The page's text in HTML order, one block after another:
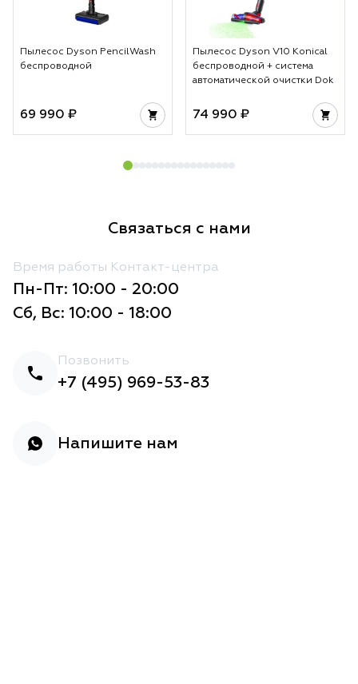
Пылесос Dyson PencilWash
беспроводной
69 990 ₽
Пылесос Dyson V10 Konical
беспроводной + система
автоматической очистки Dok
74 990 ₽
Связаться с нами
Время работы Контакт-центра
Пн-Пт: 10:00 - 20:00
Сб, Вс: 10:00 - 18:00
Позвонить
+7 (495) 969-53-83
Напишите нам